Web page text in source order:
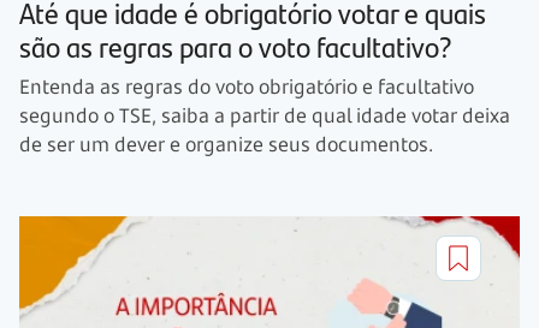
Até que idade é obrigatório votar e quais
são as regras para o voto facultativo?
Entenda as regras do voto obrigatório e facultativo
segundo o TSE, saiba a partir de qual idade votar deixa
de ser um dever e organize seus documentos.